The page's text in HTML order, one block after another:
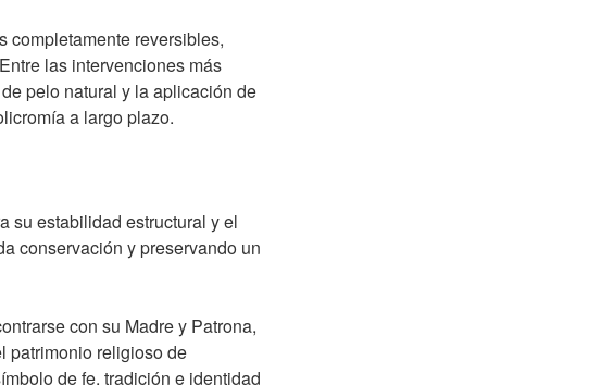
completamente reversibles,
las intervenciones más
pelo natural y la aplicación de
a largo plazo.
su estabilidad estructural y el
conservación y preservando un
con su Madre y Patrona,
patrimonio religioso de
de fe, tradición e identidad